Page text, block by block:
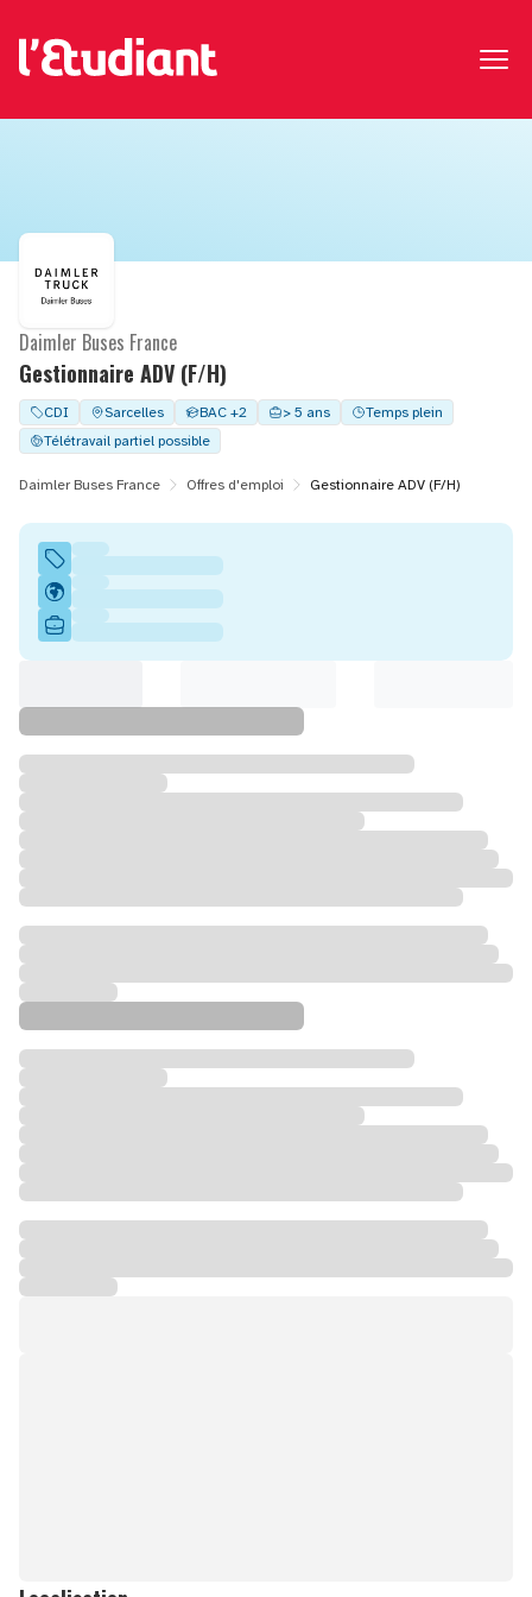
Gestionnaire ADV (F/H)
Daimler Buses France
CDI Sarcelles BAC +2 > 5 ans
Temps plein
Télétravail partiel possible
Daimler Buses France Offres d'emploi Gestionnaire ADV (F/H)